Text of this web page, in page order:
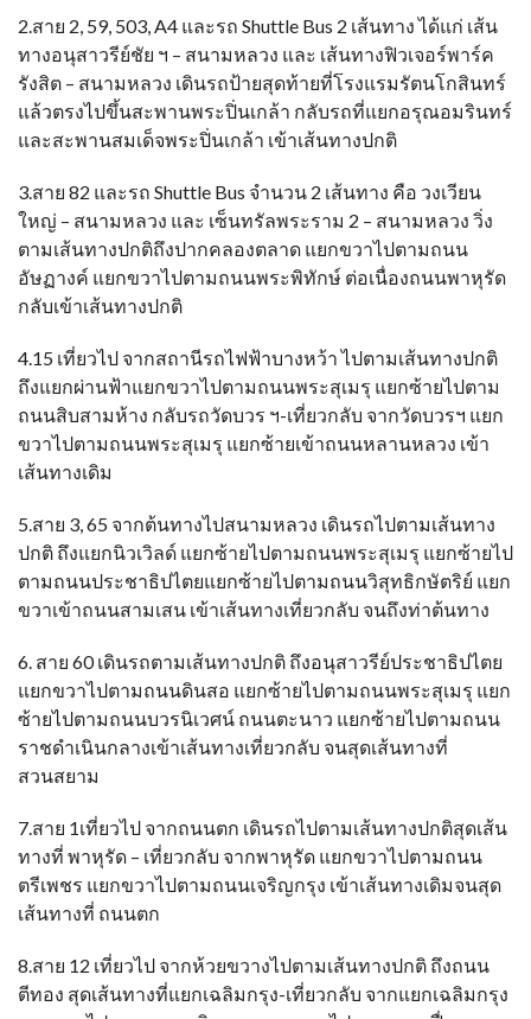
2.สาย 2, 59, 503, A4 และรถ Shuttle Bus 2 เส้นทาง ได้แก่ เส้น
ทางอนุสาวรีย์ชัย ฯ – สนามหลวง และ เส้นทางฟิวเจอร์พาร์ค
รังสิต – สนามหลวง เดินรถป้ายสุดท้ายที่โรงแรมรัตนโกสินทร์
แล้วตรงไปขึ้นสะพานพระปิ่นเกล้า กลับรถที่แยกอรุณอมรินทร์
และสะพานสมเด็จพระปิ่นเกล้า เข้าเส้นทางปกติ
3.สาย 82 และรถ Shuttle Bus จำนวน 2 เส้นทาง คือ วงเวียน
ใหญ่ – สนามหลวง และ เซ็นทรัลพระราม 2 – สนามหลวง วิ่ง
ตามเส้นทางปกติถึงปากคลองตลาด แยกขวาไปตามถนน
อัษฏางค์ แยกขวาไปตามถนนพระพิทักษ์ ต่อเนื่องถนนพาหุรัด
กลับเข้าเส้นทางปกติ
4.15 เที่ยวไป จากสถานีรถไฟฟ้าบางหว้า ไปตามเส้นทางปกติ
ถึงแยกผ่านฟ้าแยกขวาไปตามถนนพระสุเมรุ แยกซ้ายไปตาม
ถนนสิบสามห้าง กลับรถวัดบวร ฯ-เที่ยวกลับ จากวัดบวรฯ แยก
ขวาไปตามถนนพระสุเมรุ แยกซ้ายเข้าถนนหลานหลวง เข้า
เส้นทางเดิม
5.สาย 3, 65 จากต้นทางไปสนามหลวง เดินรถไปตามเส้นทาง
ปกติ ถึงแยกนิวเวิลด์ แยกซ้ายไปตามถนนพระสุเมรุ แยกซ้ายไป
ตามถนนประชาธิปไตยแยกซ้ายไปตามถนนวิสุทธิกษัตริย์ แยก
ขวาเข้าถนนสามเสน เข้าเส้นทางเที่ยวกลับ จนถึงท่าต้นทาง
6. สาย 60 เดินรถตามเส้นทางปกติ ถึงอนุสาวรีย์ประชาธิปไตย
แยกขวาไปตามถนนดินสอ แยกซ้ายไปตามถนนพระสุเมรุ แยก
ซ้ายไปตามถนนบวรนิเวศน์ ถนนตะนาว แยกซ้ายไปตามถนน
ราชดำเนินกลางเข้าเส้นทางเที่ยวกลับ จนสุดเส้นทางที่
สวนสยาม
7.สาย 1เที่ยวไป จากถนนตก เดินรถไปตามเส้นทางปกติสุดเส้น
ทางที่ พาหุรัด – เที่ยวกลับ จากพาหุรัด แยกขวาไปตามถนน
ตรีเพชร แยกขวาไปตามถนนเจริญกรุง เข้าเส้นทางเดิมจนสุด
เส้นทางที่ ถนนตก
8.สาย 12 เที่ยวไป จากห้วยขวางไปตามเส้นทางปกติ ถึงถนน
ตีทอง สุดเส้นทางที่แยกเฉลิมกรุง-เที่ยวกลับ จากแยกเฉลิมกรุง